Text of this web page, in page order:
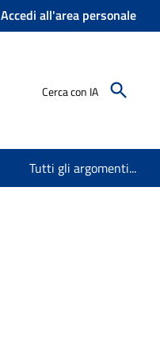
Accedi all'area personale
Cerca con IA
Tutti gli argomenti...